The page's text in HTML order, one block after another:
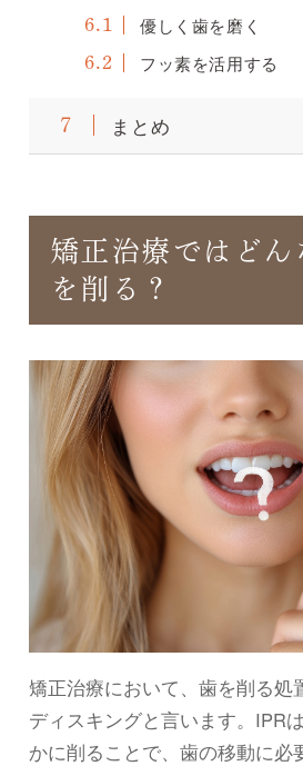
6.1 優しく歯を磨く
6.2 フッ素を活用する
7 まとめ
矯正治療ではどん
を削る？
矯正治療において、歯を削る処
ディスキングと言います。IPR
かに削ることで、歯の移動に必